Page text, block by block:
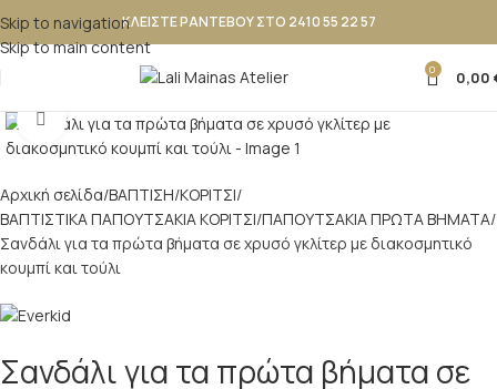
Skip to navigation
Skip to main content
ΚΛΕΙΣΤΕ ΡΑΝΤΕΒΟΥ ΣΤΟ 2410 55 22 57
0 0,00
Κλικ για μεγέθυνση
Αρχική σελίδα ΒΑΠΤΙΣΗ ΚΟΡΙΤΣΙ
ΒΑΠΤΙΣΤΙΚΑ ΠΑΠΟΥΤΣΑΚΙΑ ΚΟΡΙΤΣΙ ΠΑΠΟΥΤΣΑΚΙΑ ΠΡΩΤΑ ΒΗΜΑΤΑ
Σανδάλι για τα πρώτα βήματα σε χρυσό γκλίτερ με διακοσμητικό
κουμπί και τούλι
Σανδάλι για τα πρώτα βήματα σε